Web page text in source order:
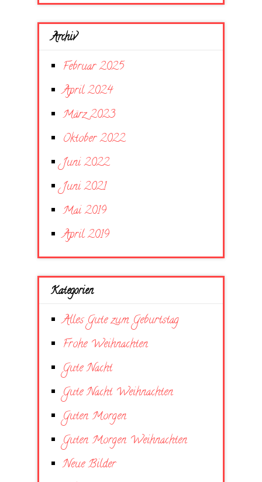
Archiv
Februar 2025
April 2024
März 2023
Oktober 2022
Juni 2022
Juni 2021
Mai 2019
April 2019
Kategorien
Alles Gute zum Geburtstag
Frohe Weihnachten
Gute Nacht
Gute Nacht Weihnachten
Guten Morgen
Guten Morgen Weihnachten
Neue Bilder